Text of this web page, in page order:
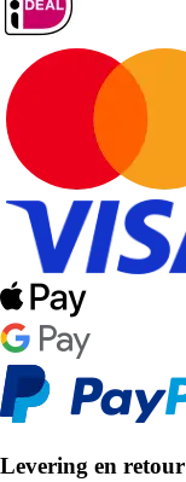
Levering en retour